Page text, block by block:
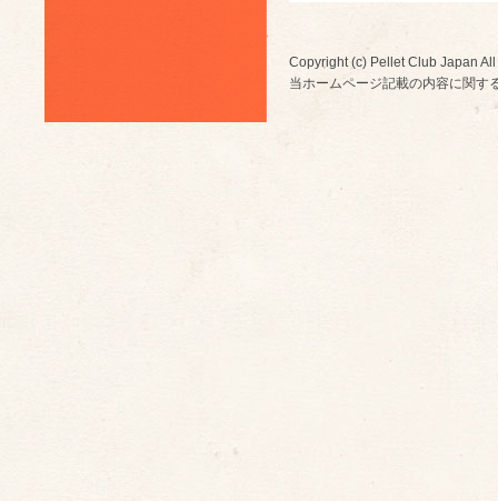
Copyright (c) Pellet Club Japan
当ホームページ記載の内容に関す